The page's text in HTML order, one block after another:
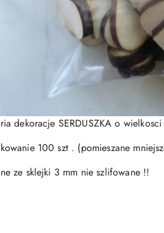
dekoracje SERDUSZKA o
100 szt . (pomieszane
ze sklejki 3 mm nie szlifowane !!